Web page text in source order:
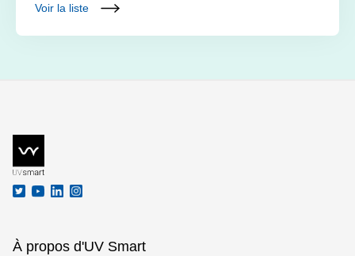
Voir la liste
À propos d'UV Smart